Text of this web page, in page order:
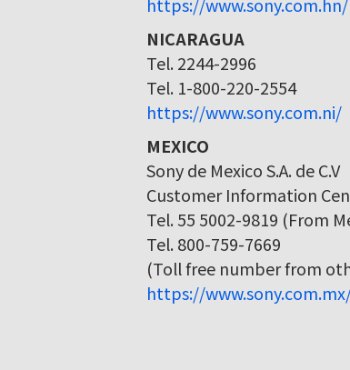
NICARAGUA
Tel. 2244-2996
Tel. 1-800-220-2554
https://www.sony.com.ni/
MEXICO
Sony de Mexico S.A. de C.V
Customer Information
Tel. 55 5002-9819 (From
Tel. 800-759-7669
(Toll free number from
https://